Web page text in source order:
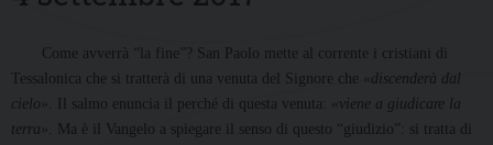
Come avverrà “la fine”? San Paolo mette al corrente i cristiani di
Tessalonica che si tratterà di una venuta del Signore che «discenderà dal
cielo» . Il salmo enuncia il perché di questa venuta: «viene a giudicare la
terra» . Ma è il Vangelo a spiegare il senso di questo “giudizio”: si tratta di